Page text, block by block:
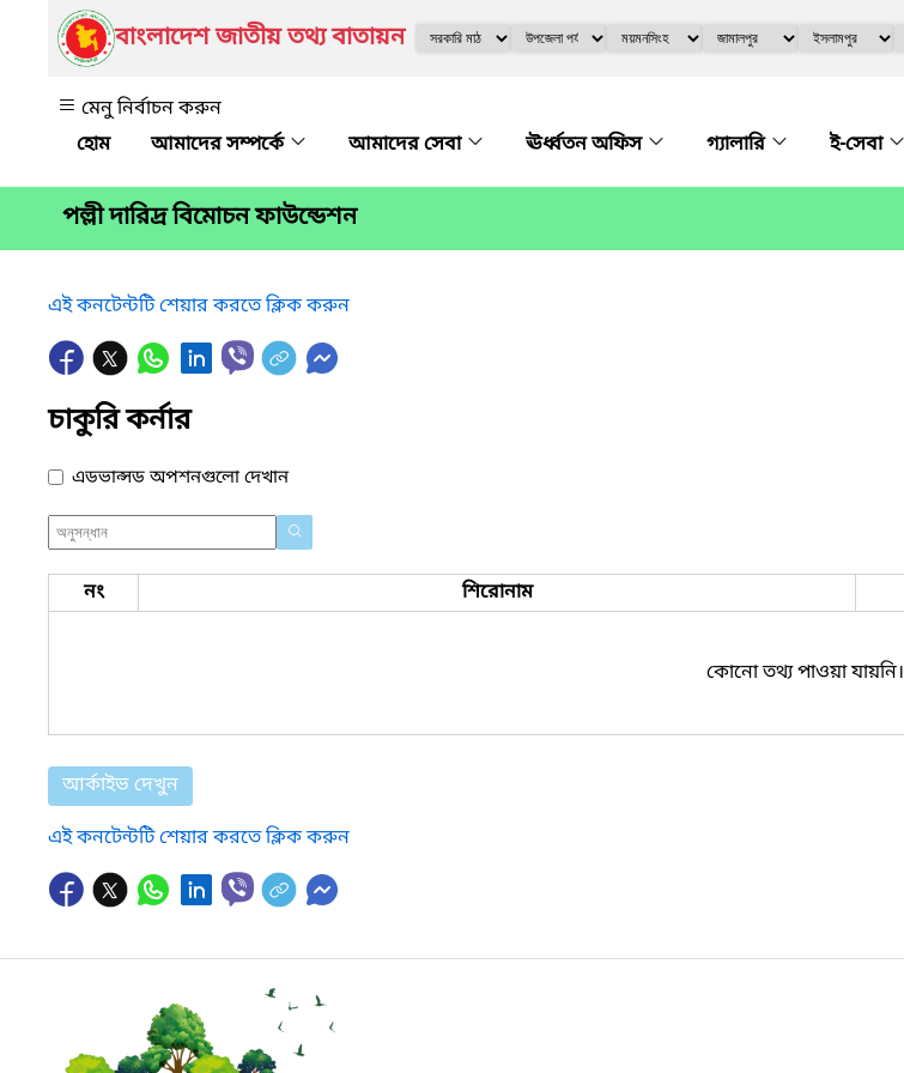
বাংলাদেশ জাতীয় তথ্য বাতায়ন
মেনু নির্বাচন করুন
আমাদের সম্পর্কে
আমাদের সেবা ঊর্ধ্বতন অফিস গ্যালারি ই-সেবা
পল্লী দারিদ্র বিমোচন ফাউন্ডেশন
এই কনটেন্টটি শেয়ার করতে ক্লিক করুন
চাকুরি কর্নার
এডভান্সড অপশনগুলো দেখান
নং শিরোনাম
কোনো তথ্য পাওয়া যায়নি।
আর্কাইভ দেখুন
এই কনটেন্টটি শেয়ার করতে ক্লিক করুন